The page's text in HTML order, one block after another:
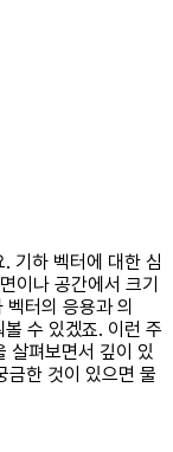
기하 벡터에 대한 심
이나 공간에서 크기
터의 응용과 의
수 있겠죠. 이런 주
살펴보면서 깊이 있
금한 것이 있으면 물